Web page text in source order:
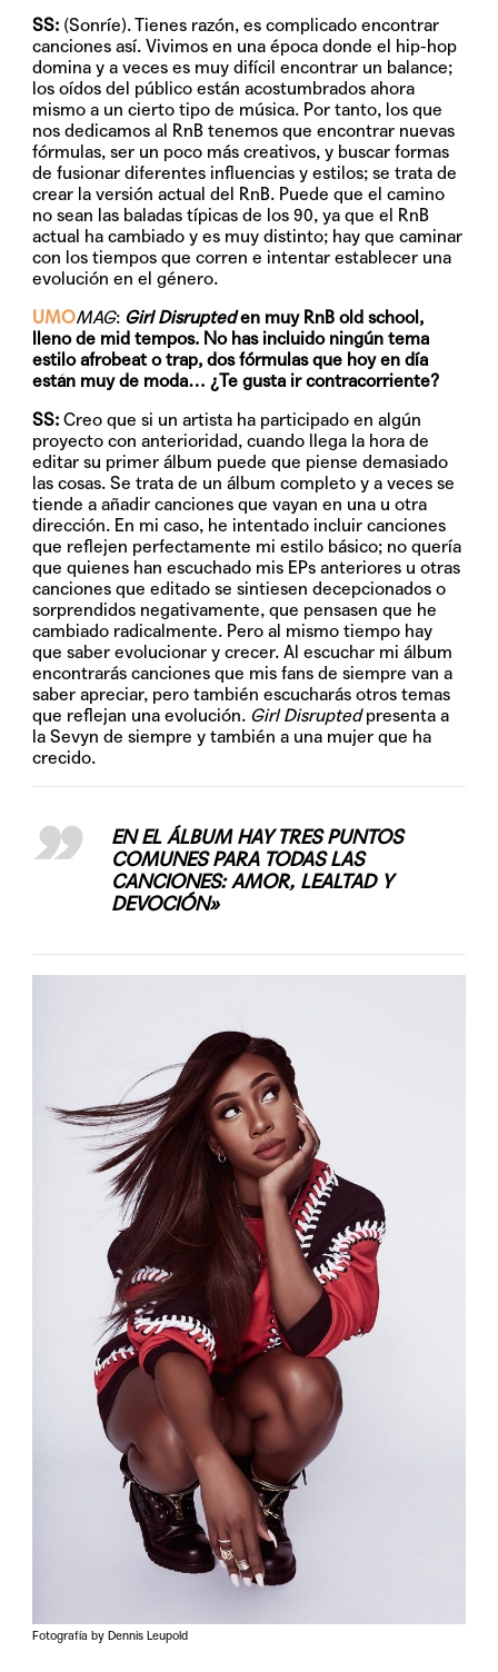
SS: (Sonríe). Tienes razón, es complicado encontrar
canciones así. Vivimos en una época donde el hip-hop
domina y a veces es muy difícil encontrar un balance;
los oídos del público están acostumbrados ahora
mismo a un cierto tipo de música. Por tanto, los que
nos dedicamos al RnB tenemos que encontrar nuevas
fórmulas, ser un poco más creativos, y buscar formas
de fusionar diferentes influencias y estilos; se trata de
crear la versión actual del RnB. Puede que el camino
no sean las baladas típicas de los 90, ya que el RnB
actual ha cambiado y es muy distinto; hay que caminar
con los tiempos que corren e intentar establecer una
evolución en el género.
UMOMAG: Girl Disrupteden muy RnB old school,
lleno de mid tempos. No has incluido ningún tema
estilo afrobeat o trap, dos fórmulas que hoy en día
están muy de moda… ¿Te gusta ir contracorriente?
SS: Creo que si un artista ha participado en algún
proyecto con anterioridad, cuando llega la hora de
editar su primer álbum puede que piense demasiado
las cosas. Se trata de un álbum completo y a veces se
tiende a añadir canciones que vayan en una u otra
dirección. En mi caso, he intentado incluir canciones
que reflejen perfectamente mi estilo básico; no quería
que quienes han escuchado mis EPs anteriores u otras
canciones que editado se sintiesen decepcionados o
sorprendidos negativamente, que pensasen que he
cambiado radicalmente. Pero al mismo tiempo hay
que saber evolucionar y crecer. Al escuchar mi álbum
encontrarás canciones que mis fans de siempre van a
saber apreciar, pero también escucharás otros temas
que reflejan una evolución. Girl Disruptedpresenta a
la Sevyn de siempre y también a una mujer que ha
crecido.
EN EL ÁLBUM HAY TRES PUNTOS
COMUNES PARA TODAS LAS
CANCIONES: AMOR, LEALTAD Y
DEVOCIÓN»
Fotografía by Dennis Leupold